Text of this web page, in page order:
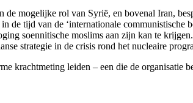
de mogelijke rol van Syrië, en bovenal Iran,
de tijd van de ‘internationale
soennitische moslims aan zijn kan te
strategie in de crisis rond het nucleaire
krachtmeting leiden – een die de